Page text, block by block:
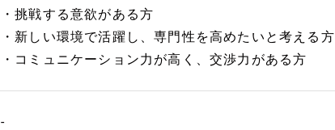
・挑戦する意欲がある方
・新しい環境で活躍し、専門性を高めたいと考える方
・コミュニケーション力が高く、交渉力がある方
-